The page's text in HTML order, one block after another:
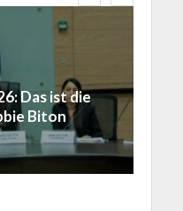
Das ist die
Biton